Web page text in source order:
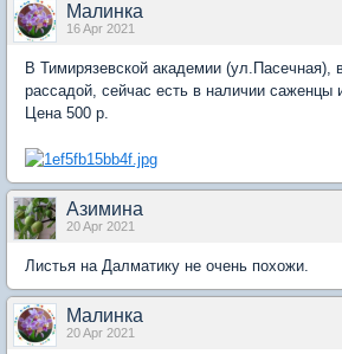
Малинка
16 Apr 2021
В Тимирязевской академии (ул.Пасечная),
рассадой, сейчас есть в наличии саженцы
Цена 500 р.
Азимина
20 Apr 2021
Листья на Далматику не очень похожи.
Малинка
20 Apr 2021